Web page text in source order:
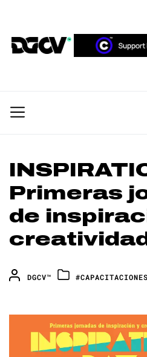
the
content
DGCV™
Primeras
de
creatividad
DGCV™ #CAPACITACIONES